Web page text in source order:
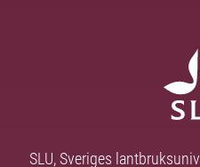
SLU, Sveriges